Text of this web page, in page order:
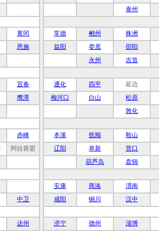
泰州
黄冈 常德 郴州 株洲
恩施 益阳 娄底 邵阳
永州 吉首
宜春 通化 四平 延边
鹰潭 梅河口 白山 松原
敦化
赤峰 本溪 抚顺 鞍山
阿拉善盟 辽阳 阜新 营口
葫芦岛 盘锦
安康 商洛 渭南
中卫 咸阳 铜川 汉中
达州 济宁 德州 淄博